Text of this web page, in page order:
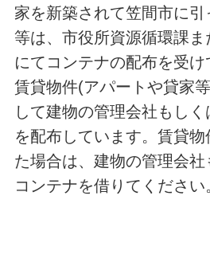
家を新築されて笠間市に
等は、市役所資源循環課
にてコンテナの配布を受け
賃貸物件(アパートや貸家
して建物の管理会社もし
を配布しています。賃貸物
た場合は、建物の管理会社
コンテナを借りてください